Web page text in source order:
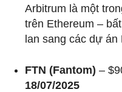
Arbitrum là một
trên Ethereum –
lan sang các dự án
FTN (Fantom) –
18/07/2025